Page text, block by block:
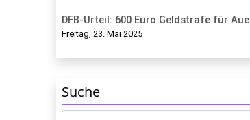
DFB-Urteil: 600 Euro Geldstrafe für Aue
Freitag, 23. Mai 2025
Suche